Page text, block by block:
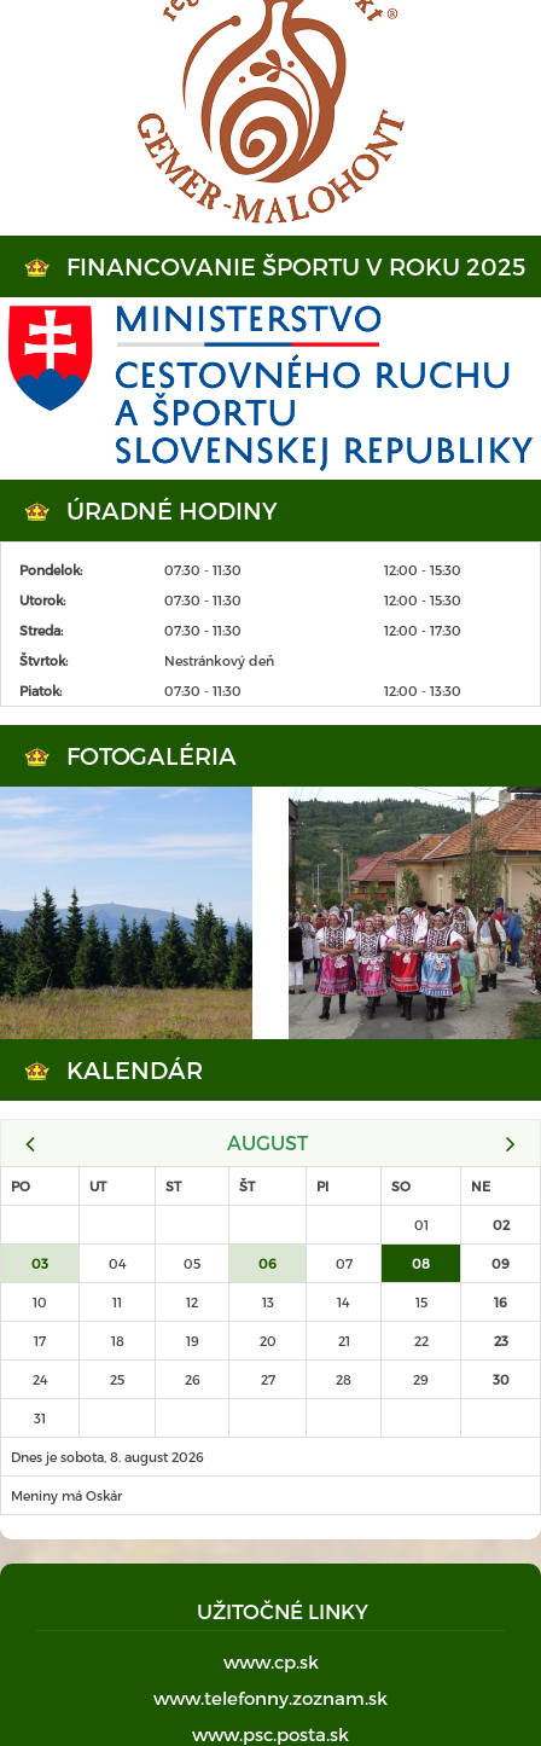
FINANCOVANIE ŠPORTU V ROKU 2025
ÚRADNÉ HODINY
Pondelok: 07:30 - 11:30
12:00 - 15:30
Utorok:
07:30 - 11:30
12:00 - 15:30
Streda:
07:30 - 11:30
12:00 - 17:30
Štvrtok:
Nestránkový deň
Piatok:
07:30 - 11:30 12:00 - 13:30
FOTOGALÉRIA
KALENDÁR
AUGUST
PO UT ST ŠT PI SO NE
01 02
03 04 05 06 07 08 09
10 11 12 13 14 15 16
17 18 19 20 21 22 23
24 25 26 27 28 29 30
31
Dnes je sobota, 8. august 2026
Meniny má Oskár
UŽITOČNÉ LINKY
www.cp.sk
www.telefonny.zoznam.sk
www.psc.posta.sk